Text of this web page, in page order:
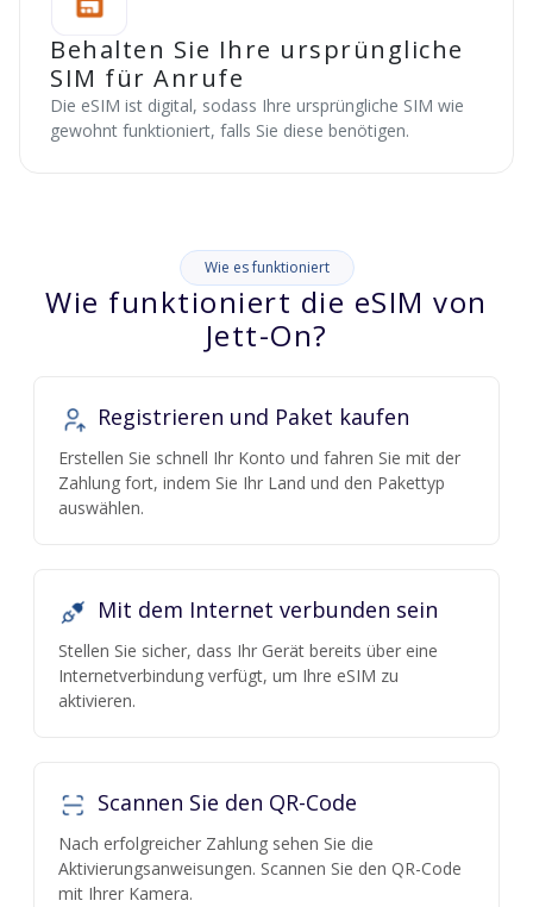
Behalten Sie Ihre ursprüngliche
SIM für Anrufe
Die eSIM ist digital, sodass Ihre ursprüngliche SIM wie
gewohnt funktioniert, falls Sie diese benötigen.
Wie es funktioniert
Wie funktioniert die eSIM von
Jett-On?
Registrieren und Paket kaufen
Erstellen Sie schnell Ihr Konto und fahren Sie mit der
Zahlung fort, indem Sie Ihr Land und den Pakettyp
auswählen.
Mit dem Internet verbunden sein
Stellen Sie sicher, dass Ihr Gerät bereits über eine
Internetverbindung verfügt, um Ihre eSIM zu
aktivieren.
Scannen Sie den QR-Code
Nach erfolgreicher Zahlung sehen Sie die
Aktivierungsanweisungen. Scannen Sie den QR-Code
mit Ihrer Kamera.